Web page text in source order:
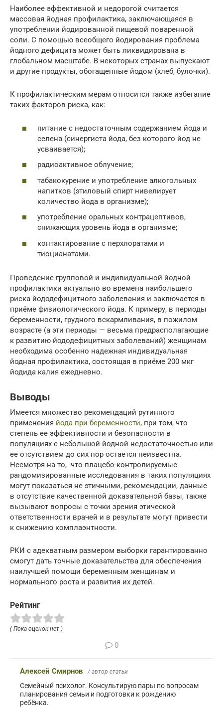
Наиболее эффективной и недорогой считается
массовая йодная профилактика, заключающаяся в
употреблении йодированной пищевой поваренной
соли. С помощью всеобщего йодирования проблема
йодного дефицита может быть ликвидирована в
глобальном масштабе. В некоторых странах выпускают
и другие продукты, обогащенные йодом (хлеб, булочки).
К профилактическим мерам относится также избегание
таких факторов риска, как:
питание с недостаточным содержанием йода и
селена (синергиста йода, без которого йод не
усваивается);
радиоактивное облучение;
табакокурение и употребление алкогольных
напитков (этиловый спирт нивелирует
количество йода в организме);
употребление оральных контрацептивов,
снижающих уровень йода в организме;
контактирование с перхлоратами и
тиоцианатами.
Проведение групповой и индивидуальной йодной
профилактики актуально во времена наибольшего
риска йододефицитного заболевания и заключается в
приёме физиологического йода. К примеру, в периоды
беременности, грудного вскармливания, в пожилом
возрасте (а эти периоды — весьма предрасполагающие
к развитию йододефицитных заболеваний) женщинам
необходима особенно надежная индивидуальная
йодная профилактика, состоящая в приёме 200 мкг
йодида калия ежедневно.
Выводы
Имеется множество рекомендаций рутинного
применения йода при беременности, при том, что
степень ее эффективности и безопасности в
популяциях с небольшой йодной недостаточностью или
ее отсутствием до сих пор остается неизвестна.
Несмотря на то, что плацебо-контролируемые
рандомизированные исследования в таких популяциях
могут показаться не этичными, рекомендации, данные
в отсутствие качественной доказательной базы, также
вызывают вопросы с точки зрения этической
ответственности врачей и в результате могут привести
к снижению комплаэнтности.
РКИ с адекватным размером выборки гарантированно
смогут дать точные доказательства для обеспечения
наилучшей помощи беременным женщинам и
нормального роста и развития их детей.
Рейтинг
( Пока оценок нет )
0
Алексей Смирнов / автор статьи
Семейный психолог. Консультирую пары по вопросам
планирования семьи и подготовки к рождению
ребёнка.